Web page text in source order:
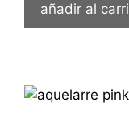
añadir al